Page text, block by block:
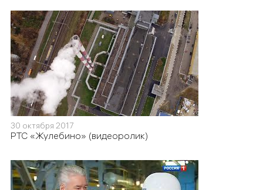
30 октября 2017
РТС «Жулебино» (видеоролик)